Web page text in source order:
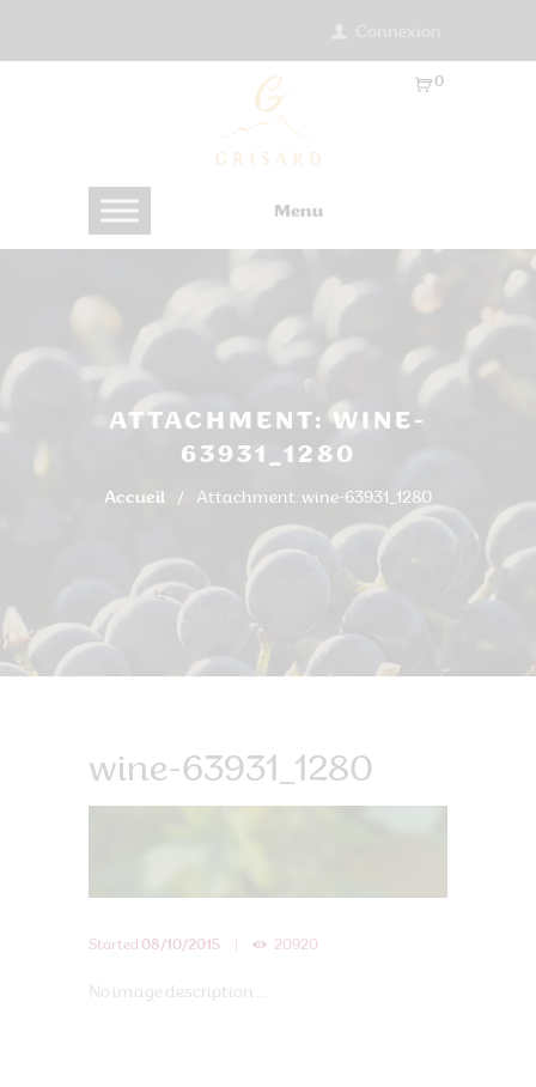
Menu
0
ATTACHMENT: WINE-
63931_1280
Accueil Attachment: wine-63931_1280
wine-63931_1280
Started 08/10/2015 20920
No image description ...